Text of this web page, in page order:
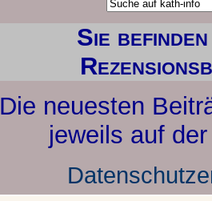
Sie
Die neuesten
jeweils auf